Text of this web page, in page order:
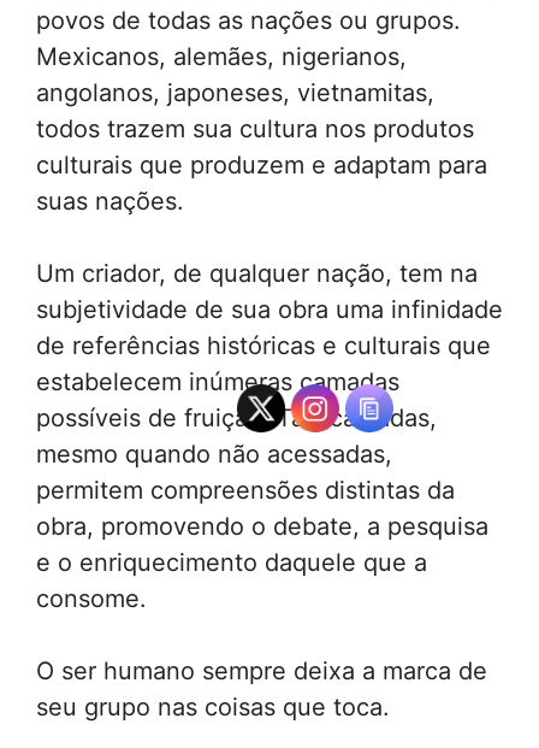
povos de todas as nações ou grupos.
Mexicanos, alemães, nigerianos,
angolanos, japoneses, vietnamitas,
todos trazem sua cultura nos produtos
culturais que produzem e adaptam para
suas nações.
Um criador, de qualquer nação, tem na
subjetividade de sua obra uma infinidade
de referências históricas e culturais que
estabelecem inúmeras camadas
possíveis de fruição. Tais camadas,
mesmo quando não acessadas,
permitem compreensões distintas da
obra, promovendo o debate, a pesquisa
e o enriquecimento daquele que a
consome.
O ser humano sempre deixa a marca de
seu grupo nas coisas que toca.